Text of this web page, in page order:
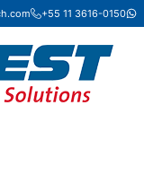
+55 11 3616-0150